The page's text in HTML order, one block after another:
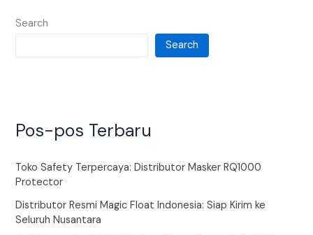
Search
Search
Pos-pos Terbaru
Toko Safety Terpercaya: Distributor Masker RQ1000
Protector
Distributor Resmi Magic Float Indonesia: Siap Kirim ke
Seluruh Nusantara